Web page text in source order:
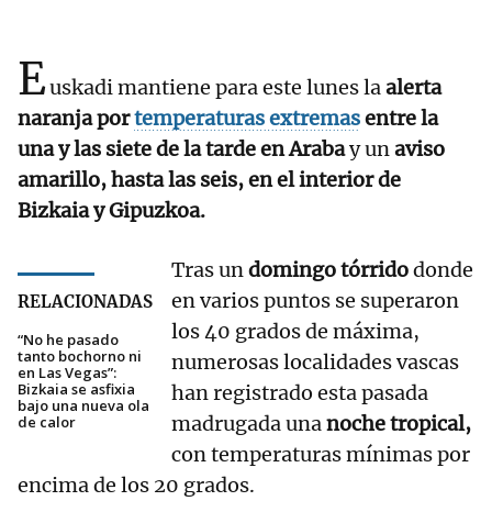
Euskadi mantiene para este lunes laalerta
naranja portemperaturas extremasentre la
una y las siete de la tarde en Arabay unaviso
amarillo, hasta las seis, en el interior de
Bizkaia y Gipuzkoa.
RELACIONADAS
“No he pasado
tanto bochorno ni
en Las Vegas”:
Bizkaia se asfixia
bajo una nueva ola
de calor
Tras undomingo tórridodonde
en varios puntos se superaron
los 40 grados de máxima,
numerosas localidades vascas
han registrado esta pasada
madrugada unanoche tropical,
con temperaturas mínimas por
encima de los 20 grados.